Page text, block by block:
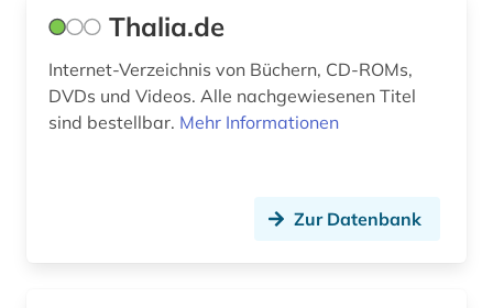
interreg (1)
isbn (2)
Thalia.de
Internet-Verzeichnis von Büchern, CD-ROMs,
DVDs und Videos. Alle nachgewiesenen Titel
sind bestellbar. Mehr Informationen
Zur Datenbank